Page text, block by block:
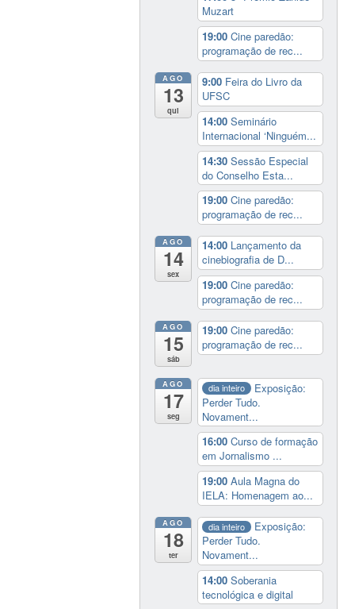
Muzart
19:00Cine paredão:
programação de rec...
AGO
13
qui
9:00 Feira do Livro da
UFSC
14:00Seminário
Internacional ‘Ninguém...
14:30Sessão Especial
do Conselho Esta...
19:00Cine paredão:
programação de rec...
AGO
14
sex
14:00 Lançamento da
cinebiografia de D...
19:00Cine paredão:
programação de rec...
AGO
15
sáb
19:00Cine paredão:
programação de rec...
AGO
17
seg
dia inteiro
Exposição:
Perder Tudo.
Novament...
16:00Curso de formação
em Jornalismo ...
19:00Aula Magna do
IELA: Homenagem ao...
AGO
18
ter
dia inteiro
Exposição:
Perder Tudo.
Novament...
14:00Soberania
tecnológica e digital